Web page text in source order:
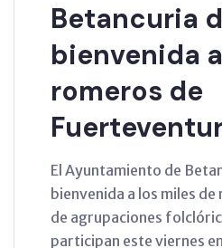
Betancuria
bienvenida
romeros de
El Ayuntamiento de
bienvenida a los miles
de agrupaciones
participan este viernes